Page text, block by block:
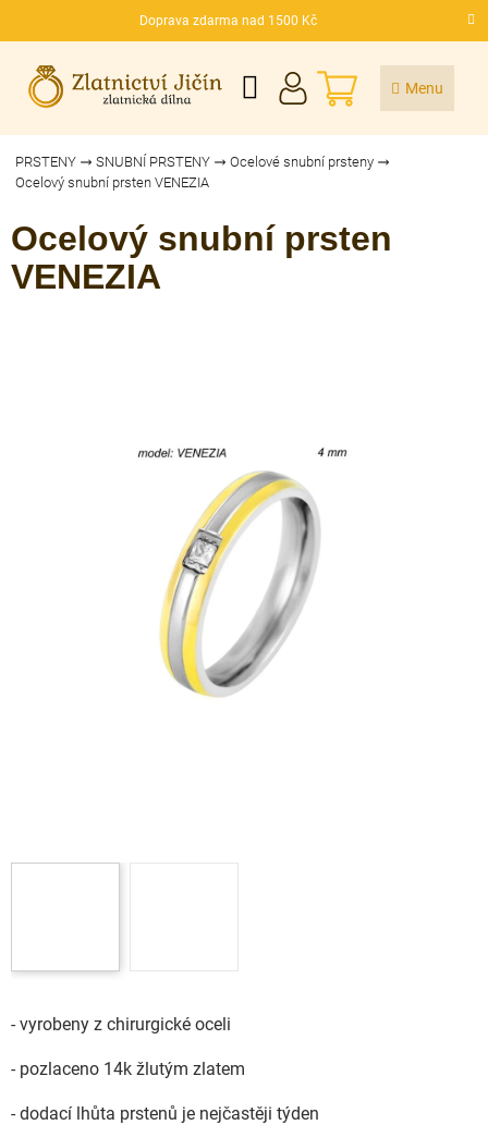
Doprava zdarma nad 1500 Kč
CZK
NÁKUPNÍ
KOŠÍK
PRSTENY SNUBNÍ PRSTENY
Ocelové snubní prsteny
Ocelový snubní prsten VENEZIA
Ocelový snubní prsten
VENEZIA
- vyrobeny z chirurgické oceli
- pozlaceno 14k žlutým zlatem
- dodací lhůta prstenů je nejčastěji týden